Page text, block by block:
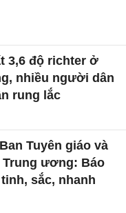
3,6 độ richter ở
nhiều người dân
rung lắc
Tuyên giáo và
Trung ương: Báo
sắc, nhanh